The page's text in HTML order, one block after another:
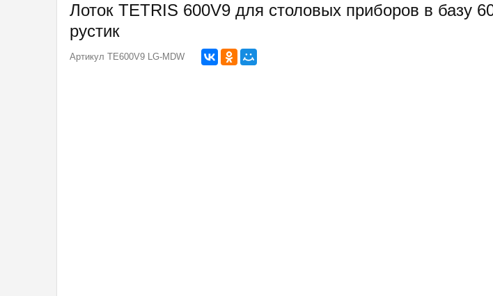
Лоток TETRIS 600V9 для столовых приборов в базу
рустик
Артикул TE600V9 LG-MDW